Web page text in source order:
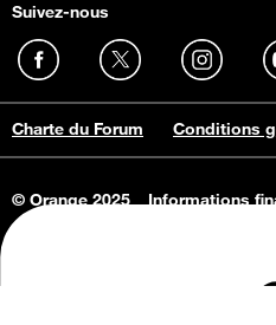
Suivez-nous
Charte du Forum Conditions
© Orange 2025
Informations